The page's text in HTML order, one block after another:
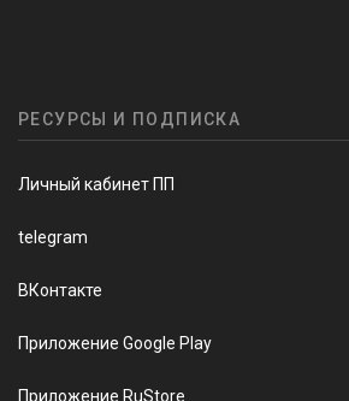
РЕСУРСЫ И ПОДПИСКА
Личный кабинет ПП
telegram
ВКонтакте
Приложение Google Play
Приложение RuStore